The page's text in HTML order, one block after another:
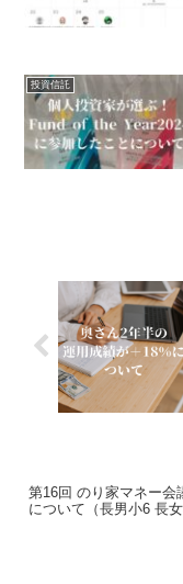
投資信託
第16回 のり家マネー会
について（長男小6 長女